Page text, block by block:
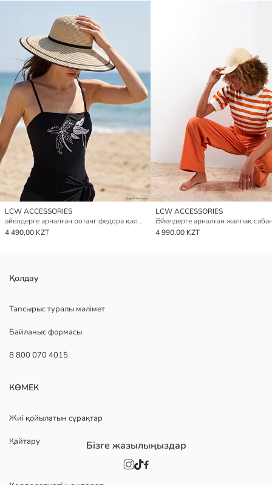
LCW ACCESSORIES
әйелдерге арналған ротанг федора қалпағы
4 490,00 KZT
LCW ACCESSORIES
4 990,00 KZT
Қолдау
Тапсырыс туралы мәлімет
Байланыс формасы
8 800 070 4015
КӨМЕК
Жиі қойылатын сұрақтар
Қайтару Бізге жазылыңыздар